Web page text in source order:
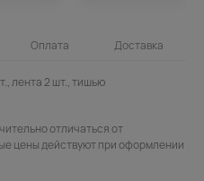
Оплата Доставка
лента 2 шт., тишью
отличаться от
цены действуют при оформлении